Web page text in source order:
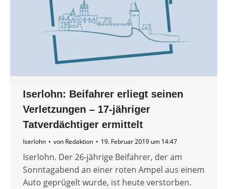
Iserlohn: Beifahrer erliegt seinen
Verletzungen – 17-jähriger
Tatverdächtiger ermittelt
Iserlohn von Redaktion 19. Februar 2019 um 14:47
Iserlohn. Der 26-jährige Beifahrer, der am
Sonntagabend an einer roten Ampel aus einem
Auto geprügelt wurde, ist heute verstorben.